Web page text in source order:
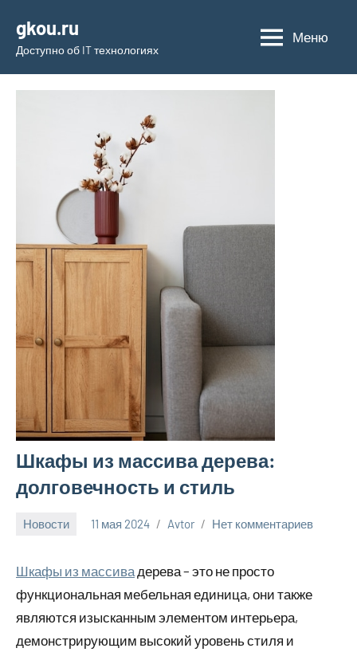
содержимому
gkou.ru
Доступно об IT технологиях
Меню
Шкафы из массива дерева:
долговечность и стиль
Новости 11 мая 2024 Avtor Нет комментариев
Шкафы из массива дерева – это не просто
функциональная мебельная единица, они также
являются изысканным элементом интерьера,
демонстрирующим высокий уровень стиля и